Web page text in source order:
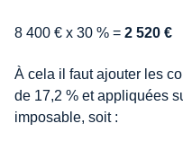
8 400 € x 30 % = 2 520 €
À cela il faut ajouter les
de 17,2 % et appliquées
imposable, soit :